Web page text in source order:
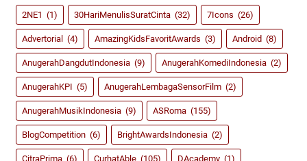
2NE1 (1) 30HariMenulisSuratCinta (32) 7Icons (26)
Advertorial (4) AmazingKidsFavoritAwards (3) Android (8)
AnugerahDangdutIndonesia (9) AnugerahKomediIndonesia (2)
AnugerahKPI (5) AnugerahLembagaSensorFilm (2)
AnugerahMusikIndonesia (9) ASRoma (155)
BlogCompetition (6) BrightAwardsIndonesia (2)
CitraPrima (6) CurhatAble (105) DAcademy (1)